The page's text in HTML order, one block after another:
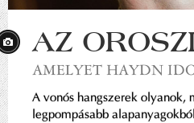
AZ
AMELYET HAYDN
A vonós hangszerek olyanok,
legpompásabb